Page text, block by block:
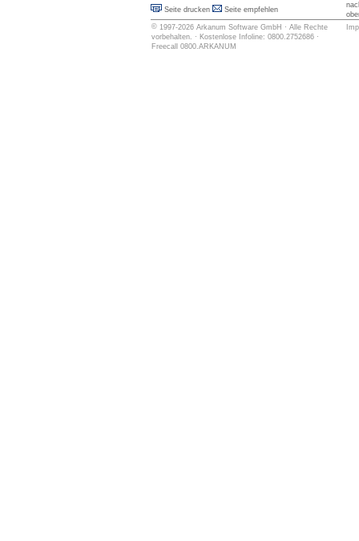
Seite drucken Seite empfehlen
© 1997-2026 Arkanum Software GmbH · Alle Rechte
vorbehalten. · Kostenlose Infoline: 0800.2752686 ·
Freecall 0800.ARKANUM